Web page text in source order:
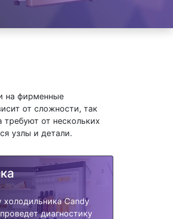
на фирменные
от сложности, так
от нескольких
узлы и детали.
холодильника Candy
диагностику